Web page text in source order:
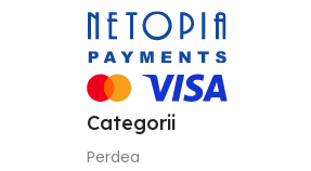
Categorii
Perdea